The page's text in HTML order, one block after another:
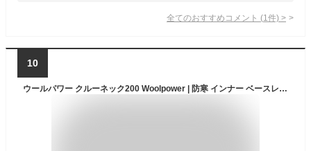
全てのおすすめコメント (1 件) >
10
ウールパワー クルーネック200 Woolpower | 防寒 インナー ベースレイヤー ユニセックス ヒートテック 肌着 下着 防寒着 薄手 吸汗速乾 ウール メリノウール 極暖 レディース メンズ 長袖 保温 あたたかい 暖かい 防臭 無地 さらさら